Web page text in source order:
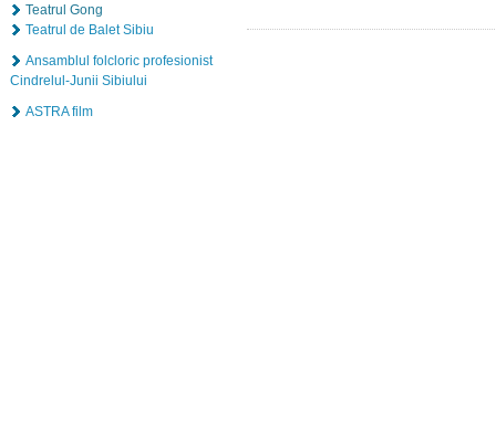
Teatrul Gong
Teatrul de Balet Sibiu
Ansamblul folcloric profesionist
Cindrelul-Junii Sibiului
ASTRA film